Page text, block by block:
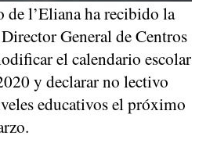
l’Eliana ha recibido la
General de Centros
el calendario escolar
y declarar no lectivo
educativos el próximo